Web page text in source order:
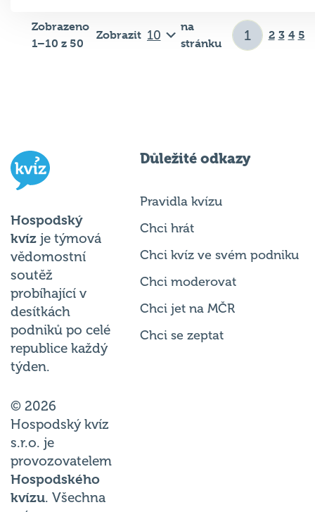
Zobrazeno
1–10 z 50
Zobrazit
na
stránku
2 3 4 5
Hospodský
kvíz je týmová
vědomostní
soutěž
probíhající v
desítkách
podniků po celé
republice každý
týden.
© 2026
Hospodský kvíz
s.r.o. je
provozovatelem
Hospodského
kvízu. Všechna
Důležité odkazy
Pravidla kvízu
Chci hrát
Chci kvíz ve svém podniku
Chci moderovat
Chci jet na MČR
Chci se zeptat